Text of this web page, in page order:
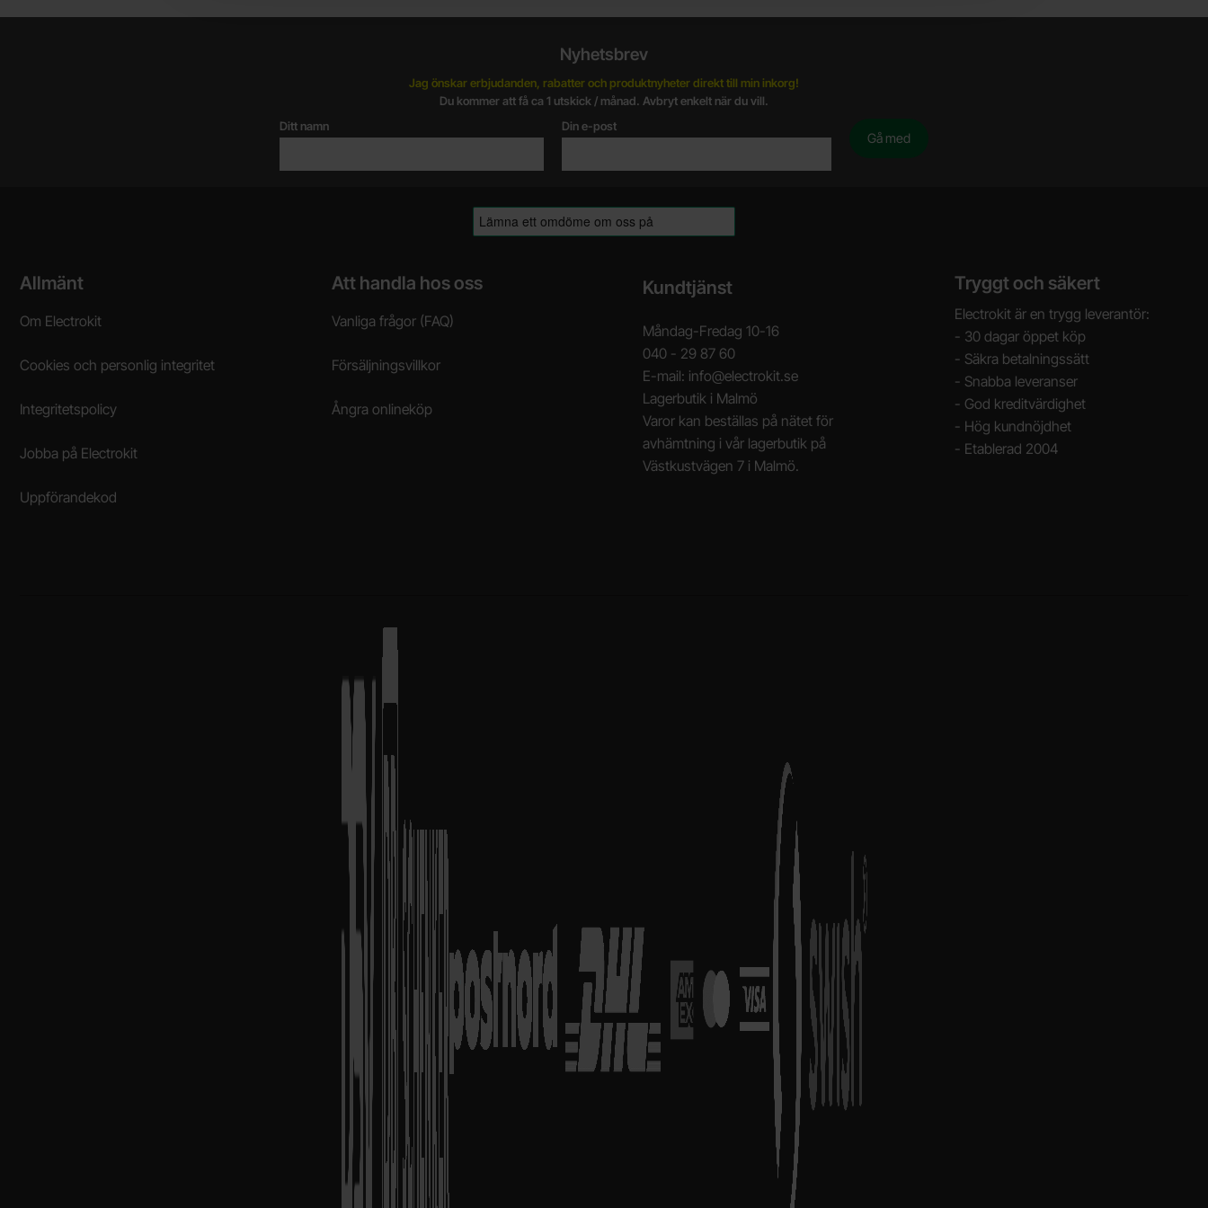
Nyhetsbrev
Jag önskar erbjudanden, rabatter och produktnyheter direkt till min inkorg!
Du kommer att få ca 1 utskick / månad. Avbryt enkelt när du vill.
Ditt namn
Din e-post
Sidfot Blandad info och länkar
Allmänt
Om Electrokit
Cookies och personlig integritet
Integritetspolicy
Jobba på Electrokit
Uppförandekod
Att handla hos oss
Vanliga frågor (FAQ)
Försäljningsvillkor
Ångra onlineköp
Kundtjänst
Måndag-Fredag 10-16
040 - 29 87 60
E-mail: info@electrokit.se
Lagerbutik i Malmö
Varor kan beställas på nätet för
avhämtning i vår lagerbutik på
Västkustvägen 7 i Malmö.
Tryggt och säkert
Electrokit är en trygg leverantör:
- 30 dagar öppet köp
- Säkra betalningssätt
- Snabba leveranser
- God kreditvärdighet
- Hög kundnöjdhet
- Etablerad 2004